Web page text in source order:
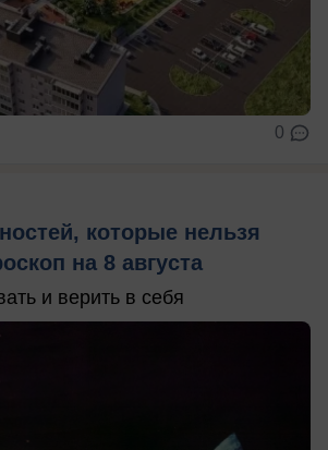
0
которые нельзя
на 8 августа
и верить в себя